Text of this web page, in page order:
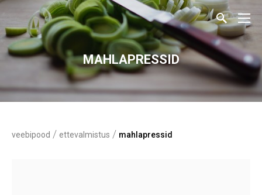
MAHLAPRESSID
veebipood / ettevalmistus / mahlapressid